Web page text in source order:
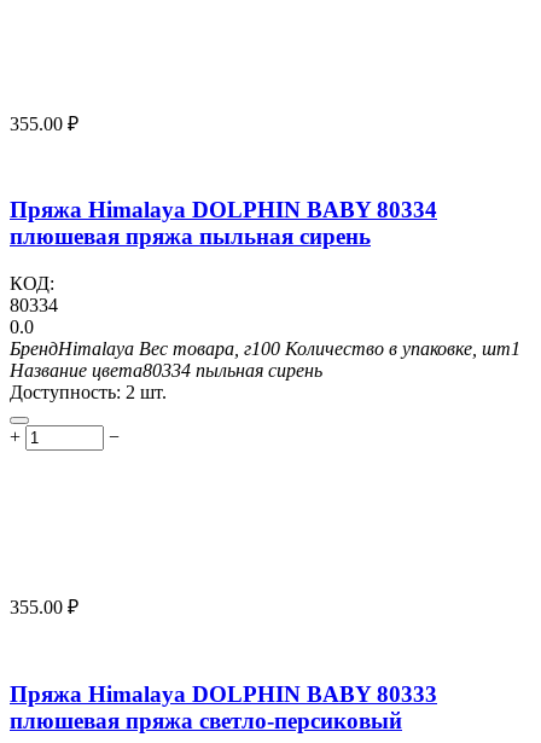
355.00 ₽
Пряжа Himalaya DOLPHIN BABY 80334
плюшевая пряжа пыльная сирень
КОД:
80334
0.0
БрендHimalaya Вес товара, г100 Количество в упаковке, шт1
Название цвета80334 пыльная сирень
Доступность: 2 шт.
+ −
355.00 ₽
Пряжа Himalaya DOLPHIN BABY 80333
плюшевая пряжа светло-персиковый